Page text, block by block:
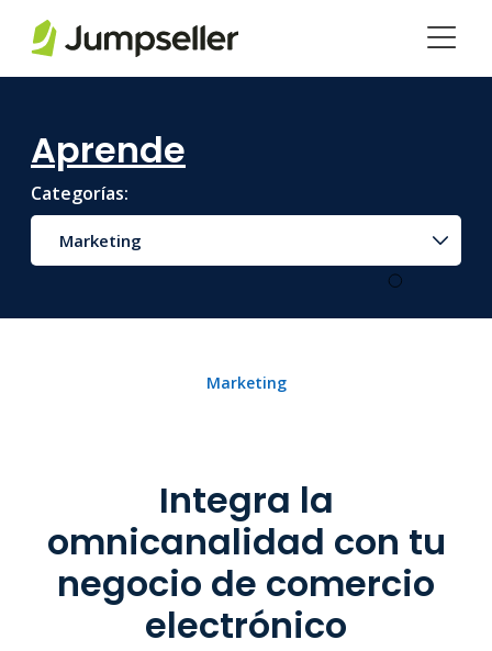
Aprende
Categorías:
Marketing
Marketing
Integra la
omnicanalidad con tu
negocio de comercio
electrónico